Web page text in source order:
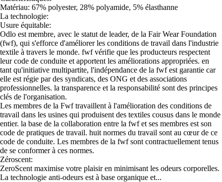
Matériau: 67% polyester, 28% polyamide, 5% élasthanne
La technologie:
Usure équitable:
Odlo est membre, avec le statut de leader, de la Fair Wear Foundation
(fwf), qui s'efforce d'améliorer les conditions de travail dans l'industrie
textile à travers le monde. fwf vérifie que les producteurs respectent
leur code de conduite et apportent les améliorations appropriées. en
tant qu'initiative multipartite, l'indépendance de la fwf est garantie car
elle est régie par des syndicats, des ONG et des associations
professionnelles. la transparence et la responsabilité sont des principes
clés de l'organisation.
Les membres de la Fwf travaillent à l'amélioration des conditions de
travail dans les usines qui produisent des textiles cousus dans le monde
entier. la base de la collaboration entre la fwf et ses membres est son
code de pratiques de travail. huit normes du travail sont au cœur de ce
code de conduite. Les membres de la fwf sont contractuellement tenus
de se conformer à ces normes.
Zéroscent:
ZeroScent maximise votre plaisir en minimisant les odeurs corporelles.
La technologie anti-odeurs est à base organique et...